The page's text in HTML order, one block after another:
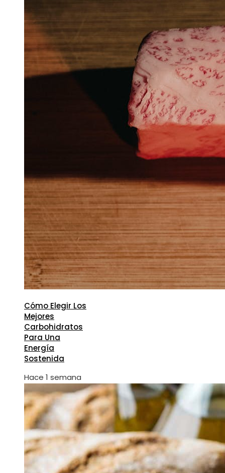
Cómo Elegir Los
Mejores
Carbohidratos
Para Una
Energía
Sostenida
Hace 1 semana